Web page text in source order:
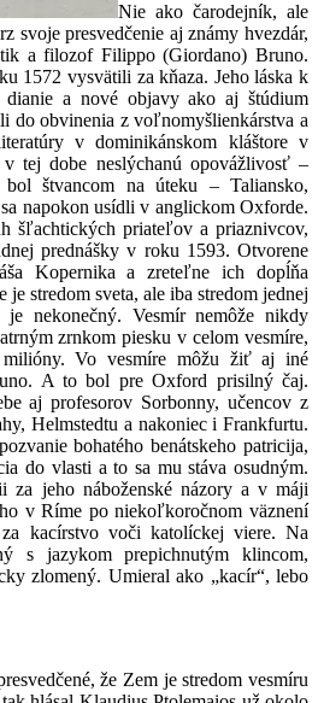
Nie ako čarodejník, ale
svoje presvedčenie aj známy hvezdár,
a filozof Filippo (Giordano) Bruno.
1572 vysvätili za kňaza. Jeho láska k
a nové objavy ako aj štúdium
do obvinenia z voľnomyšlienkárstva a
v dominikánskom kláštore v
tej dobe neslýchanú opovážlivosť –
štvancom na úteku – Taliansko,
napokon usídli v anglickom Oxforde.
šľachtických priateľov a priaznivcov,
prednášky v roku 1593. Otvorene
Kopernika a zreteľne ich dopĺňa
stredom sveta, ale iba stredom jednej
nekonečný. Vesmír nemôže nikdy
zrnkom piesku v celom vesmíre,
Vo vesmíre môžu žiť aj iné
A to bol pre Oxford prisilný čaj.
aj profesorov Sorbonny, učencov z
Helmstedtu a nakoniec i Frankfurtu.
bohatého benátskeho patricija,
do vlasti a to sa mu stáva osudným.
za jeho náboženské názory a v máji
v Ríme po niekoľkoročnom väznení
kacírstvo voči katolíckej viere. Na
s jazykom prepichnutým klincom,
zlomený. Umieral ako „kacír“, lebo
že Zem je stredom vesmíru